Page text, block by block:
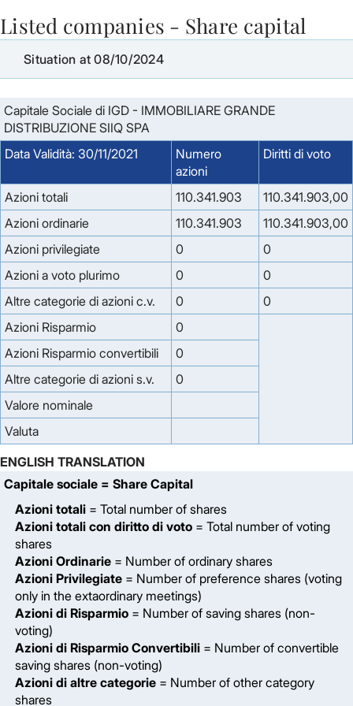
Skip to Main Content
Listed companies - Share capital
Situation at 08/10/2024
Capitale Sociale di IGD - IMMOBILIARE GRANDE
DISTRIBUZIONE SIIQ SPA
Data Validità: 30/11/2021
Numero
azioni
Diritti di voto
Azioni totali 110.341.903
110.341.903,00
Azioni ordinarie
110.341.903
110.341.903,00
Azioni privilegiate
0
0
Azioni a voto plurimo
0
0
Altre categorie di azioni c.v.
0
0
Azioni Risparmio
0
Azioni Risparmio convertibili
0
Altre categorie di azioni s.v.
0
Valore nominale
Valuta
ENGLISH TRANSLATION
Capitale sociale = Share Capital
Azioni totali = Total number of shares
Azioni totali con diritto di voto = Total number of voting
shares
Azioni Ordinarie = Number of ordinary shares
Azioni Privilegiate = Number of preference shares (voting
only in the extaordinary meetings)
Azioni di Risparmio = Number of saving shares (non-
voting)
Azioni di Risparmio Convertibili = Number of convertible
saving shares (non-voting)
Azioni di altre categorie = Number of other category
shares